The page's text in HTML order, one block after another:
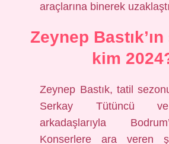
araçlarına binerek
Zeynep
kim
Zeynep Bastık, tatil
Serkay Tütüncü
arkadaşlarıyla
Konserlere ara veren